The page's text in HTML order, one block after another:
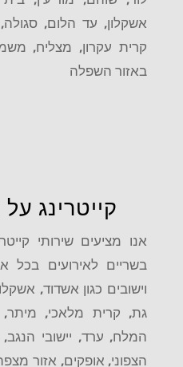
אשקלון, עד הלום,
קרית עקרון, מצליח,
באזור השפלה
קייטרינג
אנו מציעים שירותי
בשריים לאירועים בכל
וישובים כגון אשדוד,
גת, קרית מלאכי, מיתר,
המלח, ערד, יישובי
הצפוני, אופקים, אזור